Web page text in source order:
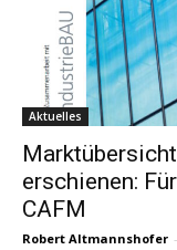
Aktuelles
erschienen:
CAFM
Robert Altmannshofer -